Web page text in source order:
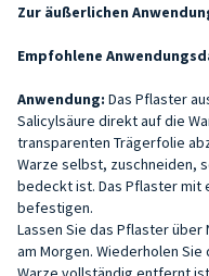
Zur äußerlichen
Empfohlene
Anwendung: Das Pflaster
Salicylsäure direkt auf die
transparenten Trägerfolie
Warze selbst, zuschneiden,
bedeckt ist. Das Pflaster mit
befestigen.
Lassen Sie das Pflaster
am Morgen. Wiederholen